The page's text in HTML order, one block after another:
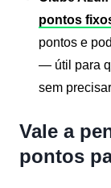
pontos
pontos e
— útil para
sem
Vale a
pontos